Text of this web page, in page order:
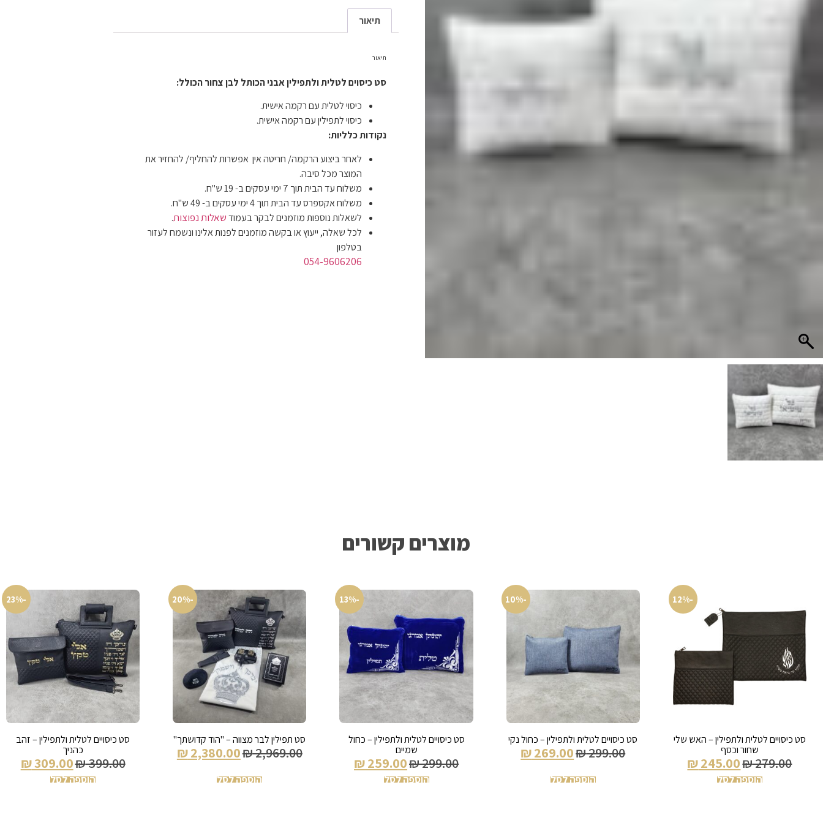
תיאור
תיאור
סט כיסוים לטלית ולתפילין אבני הכותל לבן צחור הכולל:
כיסוי לטלית עם רקמה אישית.
כיסוי לתפילין עם רקמה אישית.
נקודות כלליות:
לאחר ביצוע הרקמה/ חריטה אין אפשרות להחליף/ להחזיר את
המוצר מכל סיבה.
משלוח עד הבית תוך 7 ימי עסקים ב- 19 ש"ח.
משלוח אקספרס עד הבית תוך 4 ימי עסקים ב- 49 ש"ח.
לשאלות נוספות מוזמנים לבקר בעמודשאלות נפוצות.
לכל שאלה, ייעוץ או בקשה מוזמנים לפנות אלינו ונשמח לעזור
בטלפון
054-9606206
מוצרים קשורים
-12%
סט כיסויים לטלית ולתפילין – האש שלי
שחור וכסף
₪279.00
₪245.00
הוספה לסל
-10%
סט כיסויים לטלית ולתפילין – כחול נקי
₪299.00
₪269.00
הוספה לסל
-13%
סט כיסויים לטלית ולתפילין – כחול
שמיים
₪299.00
₪259.00
הוספה לסל
-20%
סט תפילין לבר מצווה – "הוד קדושתך"
₪2,969.00
₪2,380.00
הוספה לסל
-23%
סט כיסויים לטלית ולתפילין – זהב
כהניך
₪399.00
₪309.00
הוספה לסל